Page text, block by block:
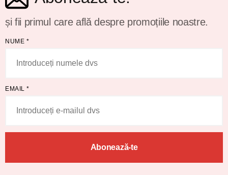
și fii primul care află despre promoțiile noastre.
NUME *
EMAIL *
Abonează-te